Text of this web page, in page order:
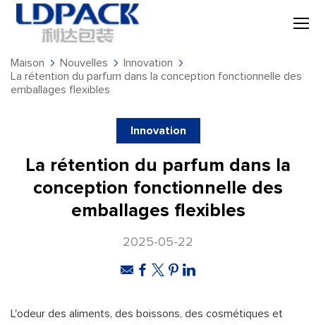
Maison Nouvelles
Innovation
La rétention du parfum dans la conception fonctionnelle des
emballages flexibles
Innovation
La rétention du parfum dans la
conception fonctionnelle des
emballages flexibles
2025-05-22
L'odeur des aliments, des boissons, des cosmétiques et